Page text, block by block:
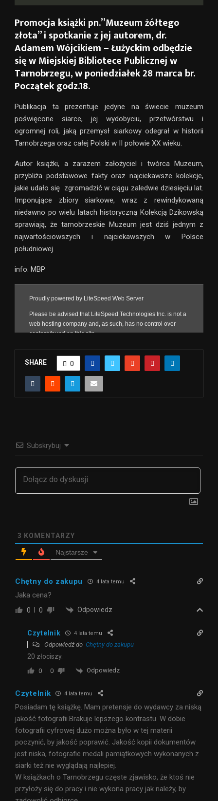
Promocja książki pn.”Muzeum żółtego
złota” i spotkanie z jej autorem, dr.
Adamem Wójcikiem – Łużyckim odbędzie
się w Miejskiej Bibliotece Publicznej w
Tarnobrzegu, w poniedziałek 28 marca br.
Początek godz.18.
Publikacja ta prezentuje jedyne na świecie muzeum
poświęcone siarce, jej wydobyciu, przetwórstwu i
ogromnej roli, jaką przemysł siarkowy odegrał w historii
Tarnobrzega oraz całej Polski w II połowie XX wieku.
Autor książki, a zarazem założyciel i twórca Muzeum,
przybliża podstawowe fakty oraz najciekawsze kolekcje,
jakie udało się zgromadzić w ciągu zaledwie dziesięciu lat.
Imponujące zbiory siarkowe, wraz z rewindykowaną
niedawno po wielu latach historyczną Kolekcją Dzikowską
sprawiają, że tarnobrzeskie Muzeum jest dziś jednym z
najwartościowszych i najciekawszych w Polsce
południowej.
info: MBP
SHARE 0
Subskrybuj
3 KOMENTARZY
Najstarsze
Chętny do zakupu 4 lata temu
Jaka cena?
0 0 Odpowiedz
Czytelnik 4 lata temu
Odpowiedź do Chętny do zakupu
20 złociszy.
0 0 Odpowiedz
Czytelnik 4 lata temu
Posiadam tę książkę. Mam pretensje do wydawcy za niską
jakość fotografii.Brakuje lepszego kontrastu. W dobie
fotografii cyfrowej dużo można było w tej materii
poczynić, by jakość poprawić. Jakość kopii dokumentów
jest niska, fotografie medali pamiątkowych wykonanych z
siarki też nie wyglądają najlepiej.
W książkach o Tarnobrzegu częste zjawisko, że ktoś nie
przyłoży się do pracy i nie wykona pracy jak należy, by